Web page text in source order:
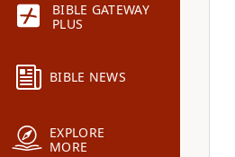
BIBLE GATEWAY
PLUS
BIBLE NEWS
EXPLORE
MORE